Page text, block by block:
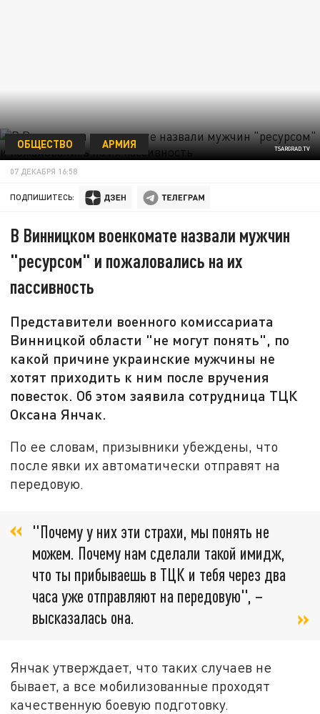
TSARGRAD.TV
ОБЩЕСТВО АРМИЯ
07 ДЕКАБРЯ 16:58
ПОДПИШИТЕСЬ:
В Винницком военкомате назвали мужчин
"ресурсом" и пожаловались на их
пассивность
Представители военного комиссариата
Винницкой области "не могут понять", по
какой причине украинские мужчины не
хотят приходить к ним после вручения
повесток. Об этом заявила сотрудница ТЦК
Оксана Янчак.
По ее словам, призывники убеждены, что
после явки их автоматически отправят на
передовую.
"Почему у них эти страхи, мы понять не
можем. Почему нам сделали такой имидж,
что ты прибываешь в ТЦК и тебя через два
часа уже отправляют на передовую", –
высказалась она.
Янчак утверждает, что таких случаев не
бывает, а все мобилизованные проходят
качественную боевую подготовку.